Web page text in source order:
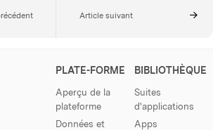
Article suivant
PLATE-FORME
Aperçu de la
plateforme
Données et
BIBLIOTHÈQUE
Suites
d'applications
Apps